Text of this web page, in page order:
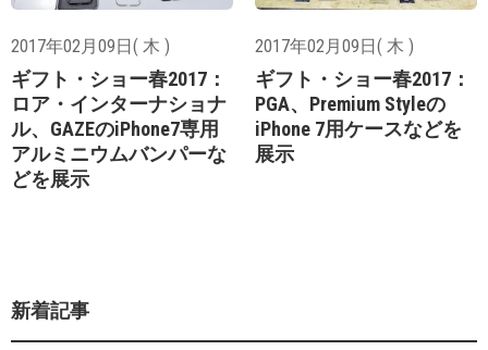
2017年02月09日( 木 )
ギフト・ショー春2017：
ロア・インターナショナ
ル、GAZEのiPhone7専用
アルミニウムバンパーな
どを展示
2017年02月09日( 木 )
ギフト・ショー春2017：
PGA、Premium Styleの
iPhone 7用ケースなどを
展示
新着記事